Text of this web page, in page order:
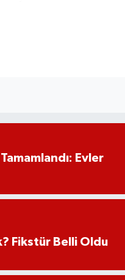
Evler
Fikstür Belli Oldu